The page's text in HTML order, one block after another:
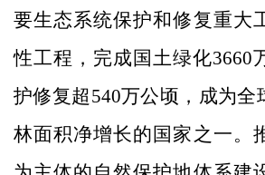
要生态系统保护和修复重大
性工程，完成国土绿化3660
护修复超540万公顷，成为全
林面积净增长的国家之一。